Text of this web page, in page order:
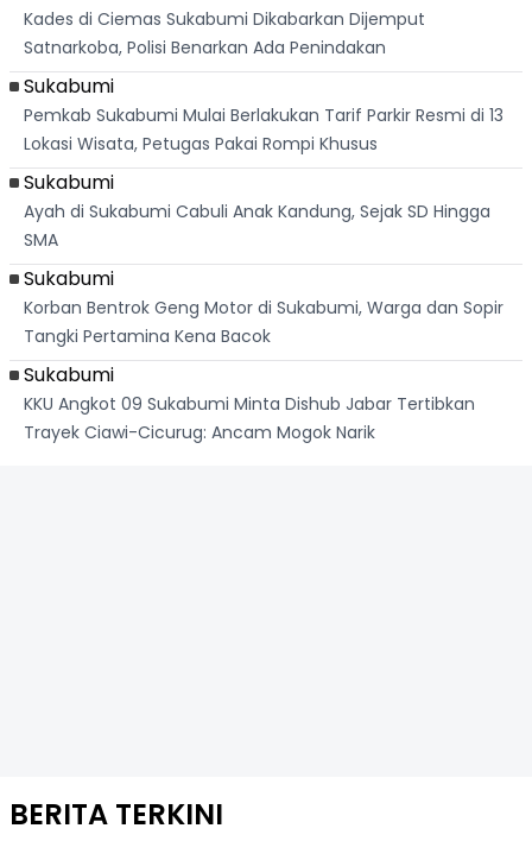
Kades di Ciemas Sukabumi Dikabarkan Dijemput
Satnarkoba, Polisi Benarkan Ada Penindakan
Sukabumi
Pemkab Sukabumi Mulai Berlakukan Tarif Parkir Resmi di 13
Lokasi Wisata, Petugas Pakai Rompi Khusus
Sukabumi
Ayah di Sukabumi Cabuli Anak Kandung, Sejak SD Hingga
SMA
Sukabumi
Korban Bentrok Geng Motor di Sukabumi, Warga dan Sopir
Tangki Pertamina Kena Bacok
Sukabumi
KKU Angkot 09 Sukabumi Minta Dishub Jabar Tertibkan
Trayek Ciawi-Cicurug: Ancam Mogok Narik
BERITA TERKINI